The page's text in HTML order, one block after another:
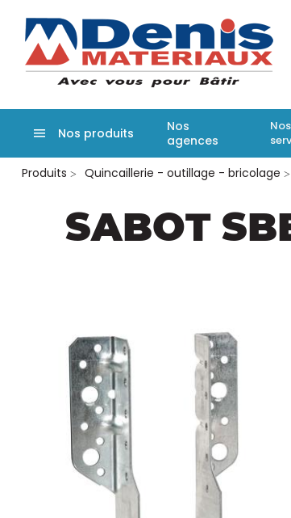
Aller
Nos produits
Nos
agences
Nos
Produits
Quincaillerie - outillage - bricolage
SABOT